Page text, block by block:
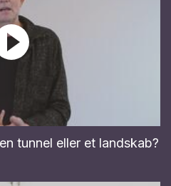
tunnel eller et landskab?